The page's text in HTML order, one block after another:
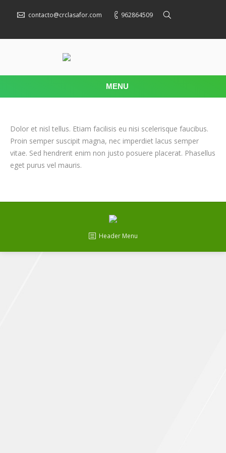
contacto@crclasafor.com 962864509
MENU
Dolor et nisl tellus. Etiam facilisis eu nisi scelerisque faucibus.
Proin semper suscipit magna, nec imperdiet lacus semper
vitae. Sed hendrerit enim non justo posuere placerat. Phasellus
eget purus vel mauris.
Header Menu